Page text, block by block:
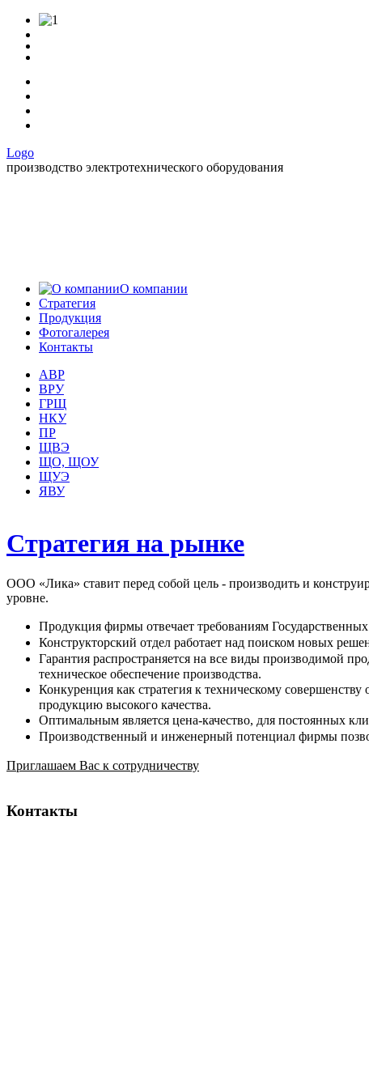
Logo
производство электротехнического оборудования
О компании
Стратегия
Продукция
Фотогалерея
Контакты
АВР
ВРУ
ГРЩ
НКУ
ПР
ЩВЭ
ЩО, ЩОУ
ЩУЭ
ЯВУ
Стратегия на рынке
ООО «Лика» ставит перед собой цель - производить и
уровне.
Продукция фирмы отвечает требованиям
Конструкторский отдел работает над поиском новых
Гарантия распространяется на все виды производимой
техническое обеспечение производства.
Конкуренция как стратегия к техническому
продукцию высокого качества.
Оптимальным является цена-качество, для постоянных
Производственный и инженерный потенциал фирмы
Приглашаем Вас к сотрудничеству
Контакты